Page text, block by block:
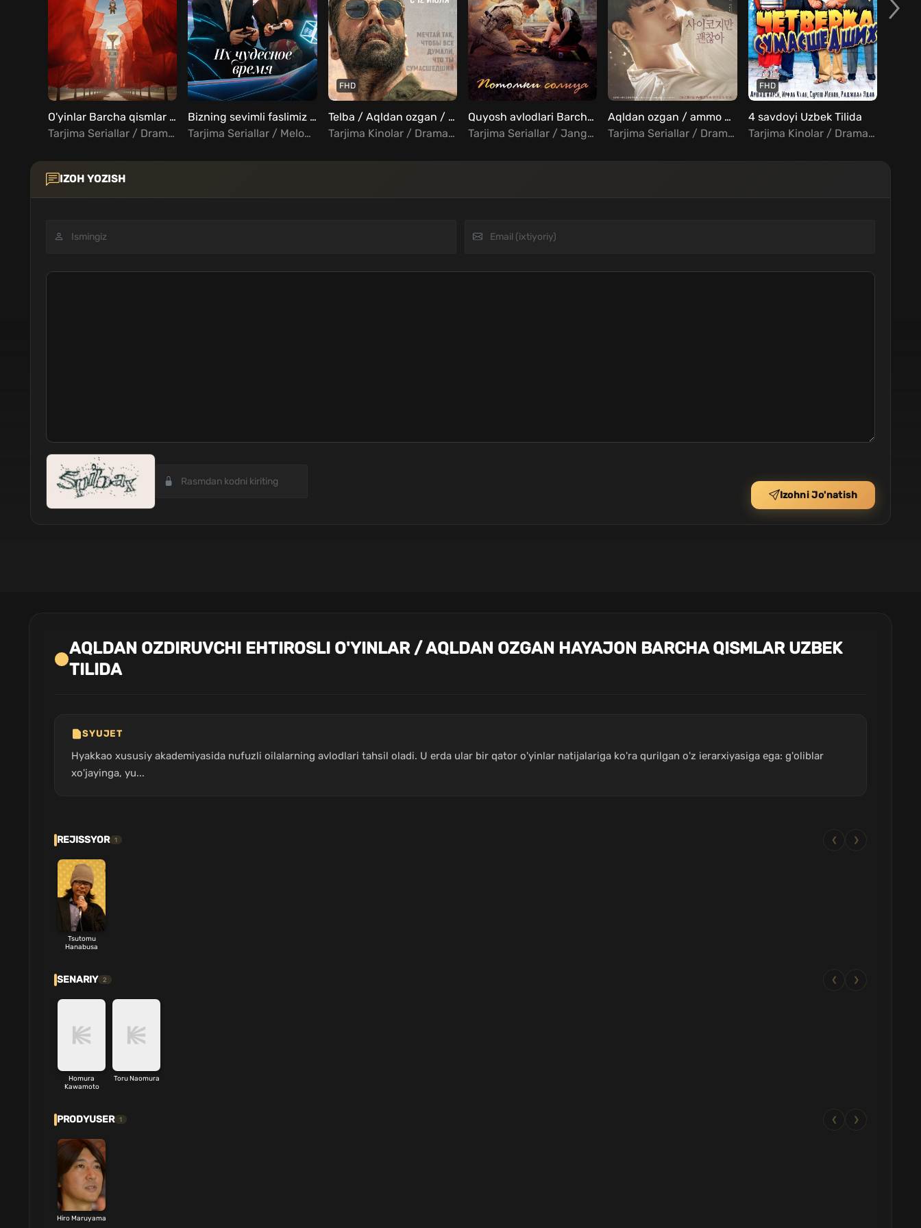
O'yinlar Barcha qismlar Uzbek Tilida
Tarjima Seriallar / Drama / Rus seriallar Uzbek Tilida
Bizning sevimli faslimiz Barcha qismlar Uzbek Tilida
Tarjima Seriallar / Melodrama / Sarguzasht / Fantastika / Fentezi / Xorij Seriallar Uzbek Tilida
FHD
Telba / Aqldan ozgan / Sarfira Uzbek Tilida
Tarjima Kinolar / Drama / Hind Kinolar Uzbek Tilida
Quyosh avlodlari Barcha qismlar Uzbek Tilida
Tarjima Seriallar / Jangari / Drama / Melodrama / Xorij Seriallar Uzbek Tilida
Aqldan ozgan / ammo hammasi joyda barcha qismlar Koreys serial Uzbek tilida
Tarjima Seriallar / Drama / Melodrama / Fentezi / Xorij Seriallar Uzbek Tilida
FHD
4 savdoyi Uzbek Tilida
Tarjima Kinolar / Drama / Komediya / Kriminal / Sarguzasht / Hind Kinolar Uzbek Tilida
IZOH YOZISH
Izohni Jo'natish
AQLDAN OZDIRUVCHI EHTIROSLI O'YINLAR / AQLDAN OZGAN HAYAJON BARCHA QISMLAR UZBEK
TILIDA
SYUJET
Hyakkao xususiy akademiyasida nufuzli oilalarning avlodlari tahsil oladi. U erda ular bir qator o'yinlar natijalariga ko'ra qurilgan o'z ierarxiyasiga ega: g'oliblar
xo'jayinga, yu...
REJISSYOR 1 ❮ ❯
Tsutomu
Hanabusa
SENARIY 2 ❮ ❯
Homura
Kawamoto
Toru Naomura
PRODYUSER 1 ❮ ❯
Hiro Maruyama